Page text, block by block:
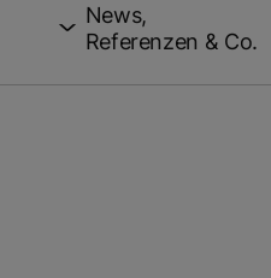
News,
Referenzen & Co.